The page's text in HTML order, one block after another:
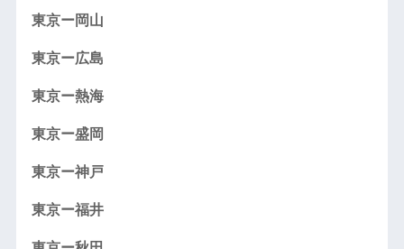
東京ー岡山
東京ー広島
東京ー熱海
東京ー盛岡
東京ー神戸
東京ー福井